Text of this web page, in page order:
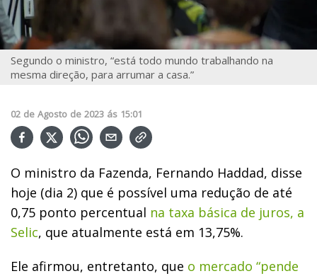
Segundo o ministro, “está todo mundo trabalhando na
mesma direção, para arrumar a casa.”
02 de Agosto de 2023 ás 15:01
O ministro da Fazenda, Fernando Haddad, disse
hoje (dia 2) que é possível uma redução de até
0,75 ponto percentual na taxa básica de juros, a
Selic, que atualmente está em 13,75%.
Ele afirmou, entretanto, que o mercado “pende